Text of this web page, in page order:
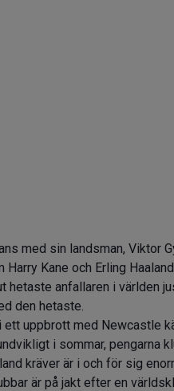
med sin landsman, Viktor
Harry Kane och Erling
hetaste anfallaren i världen
den hetaste.
ett uppbrott med Newcastle
i sommar, pengarna
kräver är i och för sig
är på jakt efter en